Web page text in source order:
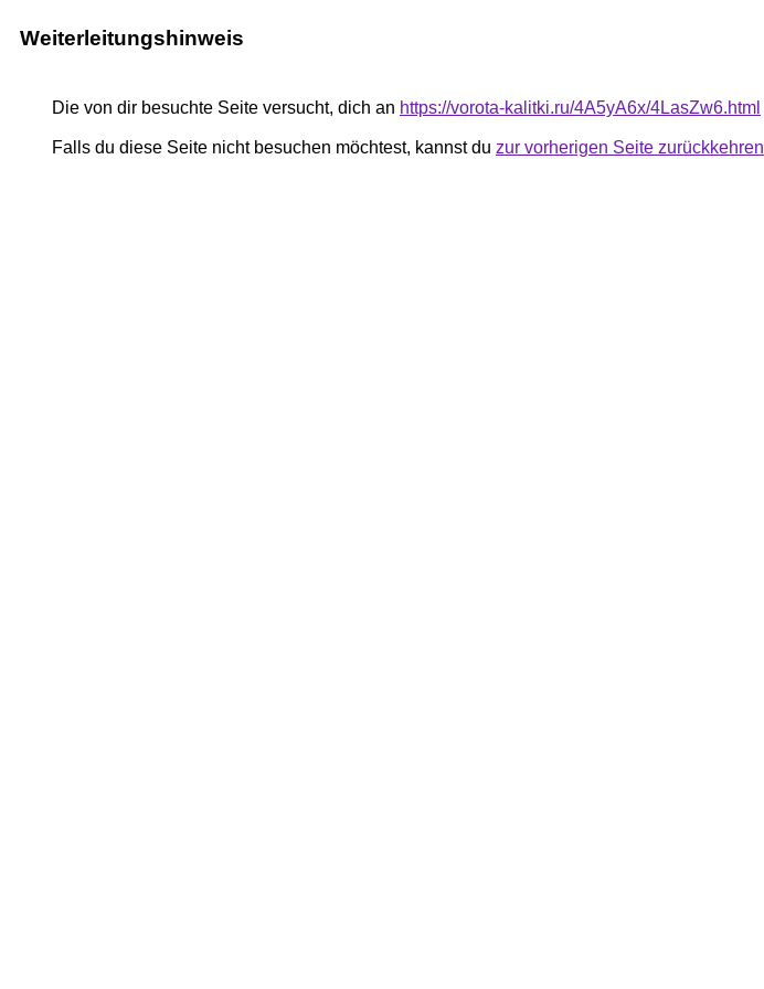
Weiterleitungshinweis
Die von dir besuchte Seite versucht, dich an https://vorota-kalitki.ru/4A5yA6x/4LasZw6.html
Falls du diese Seite nicht besuchen möchtest, kannst du zur vorherigen Seite zurückkehren